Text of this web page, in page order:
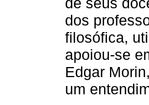
dos
filosófica,
apoiou-se
Edgar
um